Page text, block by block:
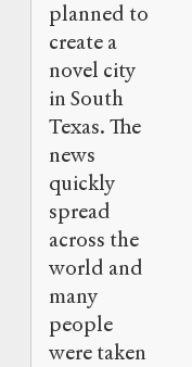
planned to
create a
novel city
in South
Texas. The
news
quickly
spread
across the
world and
many
people
were taken